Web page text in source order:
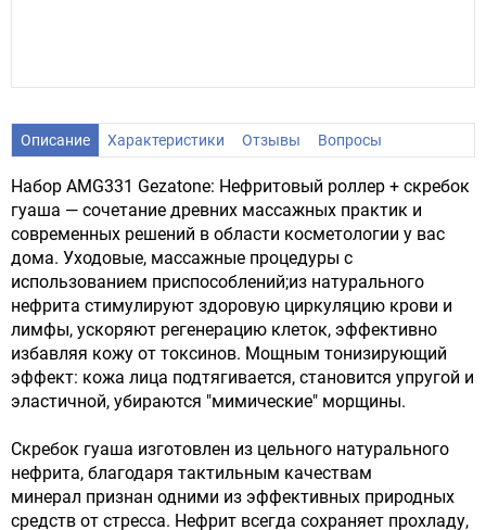
Описание Характеристики Отзывы Вопросы
Набор AMG331 Gezatone: Нефритовый роллер + скребок
гуаша — сочетание древних массажных практик и
современных решений в области косметологии у вас
дома. Уходовые, массажные процедуры с
использованием приспособлений;из натурального
нефрита стимулируют здоровую циркуляцию крови и
лимфы, ускоряют регенерацию клеток, эффективно
избавляя кожу от токсинов. Мощным тонизирующий
эффект: кожа лица подтягивается, становится упругой и
эластичной, убираются "мимические" морщины.
Скребок гуаша изготовлен из цельного натурального
нефрита, благодаря тактильным качествам
минерал признан одними из эффективных природных
средств от стресса. Нефрит всегда сохраняет прохладу,